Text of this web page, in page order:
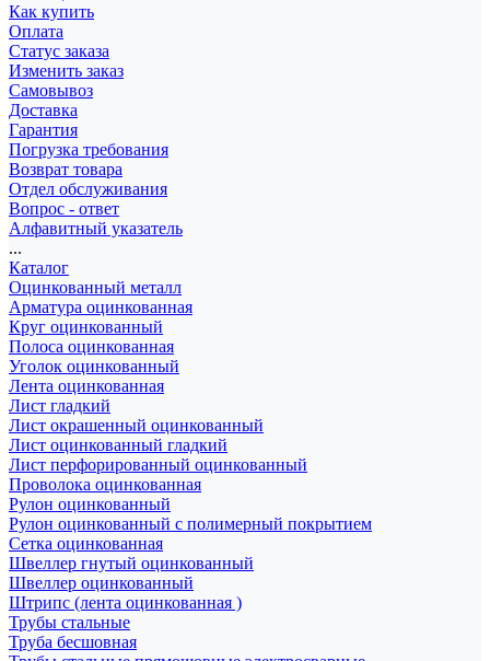
Как купить
Оплата
Статус заказа
Изменить заказ
Самовывоз
Доставка
Гарантия
Погрузка требования
Возврат товара
Отдел обслуживания
Вопрос - ответ
Алфавитный указатель
...
Каталог
Оцинкованный металл
Арматура оцинкованная
Круг оцинкованный
Полоса оцинкованная
Уголок оцинкованный
Лента оцинкованная
Лист гладкий
Лист окрашенный оцинкованный
Лист оцинкованный гладкий
Лист перфорированный оцинкованный
Проволока оцинкованная
Рулон оцинкованный
Рулон оцинкованный с полимерный покрытием
Сетка оцинкованная
Швеллер гнутый оцинкованный
Швеллер оцинкованный
Штрипс (лента оцинкованная )
Трубы стальные
Труба бесшовная